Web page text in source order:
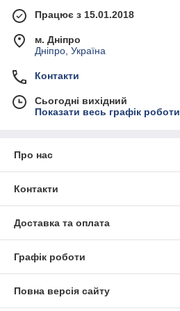
Працює з 15.01.2018
м. Дніпро
Дніпро, Україна
Контакти
Сьогодні вихідний
Показати весь графік роботи
Про нас
Контакти
Доставка та оплата
Графік роботи
Повна версія сайту